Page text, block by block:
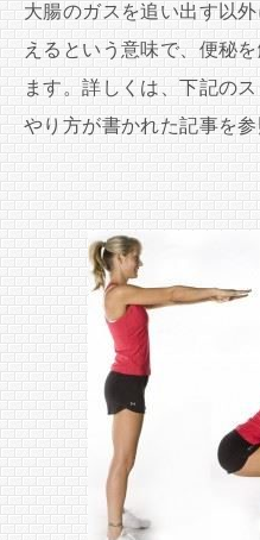
大腸のガスを追い出す以
えるという意味で、便秘
ます。詳しくは、下記の
やり方が書かれた記事を参